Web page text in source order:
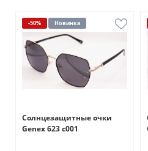
-50% Новинка
Солнцезащитные очки
Genex 623 с001